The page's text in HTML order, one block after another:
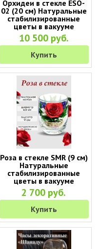
Орхидеи в стекле ESO-
02 (20 см) Натуральные
стабилизированные
цветы в вакууме
10 500 руб.
Купить
Роза в стекле SMR (9 см)
Натуральные
стабилизированные
цветы в вакууме
2 700 руб.
Купить